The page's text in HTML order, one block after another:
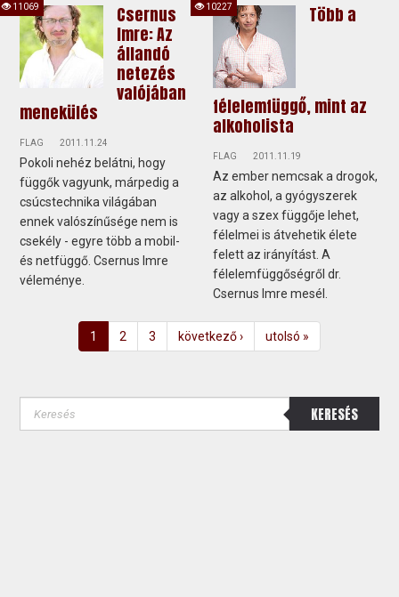
Csernus
Imre: Az
állandó
netezés
valójában
menekülés
FLAG 2011.11.24
Pokoli nehéz belátni, hogy
függők vagyunk, márpedig a
csúcstechnika világában
ennek valószínűsége nem is
csekély - egyre több a mobil-
és netfüggő. Csernus Imre
véleménye.
11069 Több a
félelemfüggő, mint az
alkoholista
FLAG 2011.11.19
Az ember nemcsak a drogok,
az alkohol, a gyógyszerek
vagy a szex függője lehet,
félelmei is átvehetik élete
felett az irányítást. A
félelemfüggőségről dr.
Csernus Imre mesél.
10227
1 2 3 következő › utolsó »
KERESÉS